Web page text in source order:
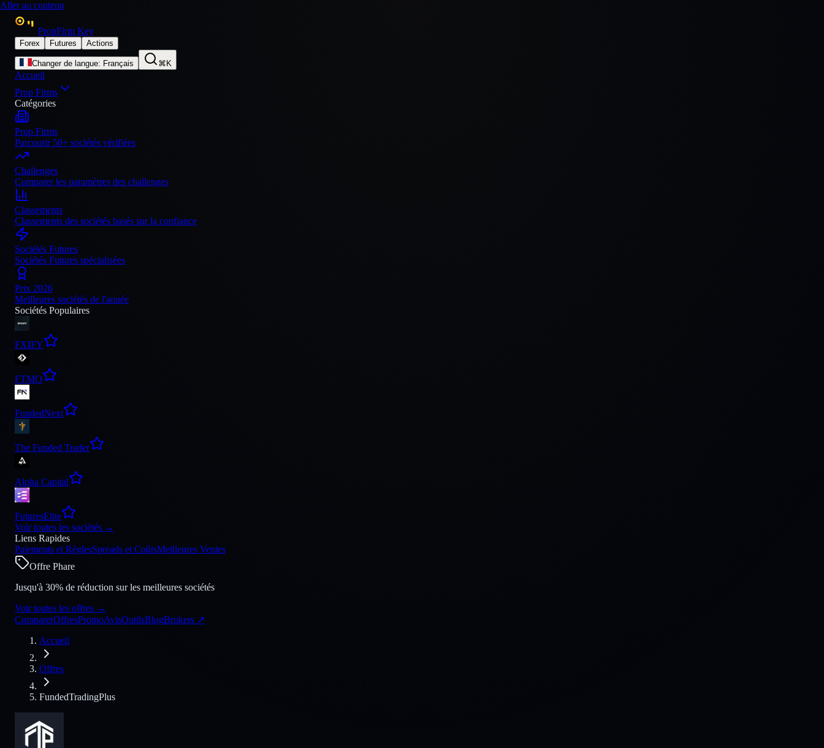
Aller au contenu
PropFirm Key
Forex Futures Actions
Changer de langue: Français ⌘K
Accueil
Prop Firms
Catégories
Prop Firms
Parcourir 50+ sociétés vérifiées
Challenges
Comparer les paramètres des challenges
Classements
Classements des sociétés basés sur la confiance
Sociétés Futures
Sociétés Futures spécialisées
Prix 2026
Meilleures sociétés de l'année
Sociétés Populaires
FXIFY
FTMO
FundedNext
The Funded Trader
Alpha Capital
FuturesElite
Voir toutes les sociétés →
Liens Rapides
Paiements et RèglesSpreads et CoûtsMeilleures Ventes
Offre Phare
Jusqu'à 30% de réduction sur les meilleures sociétés
Voir toutes les offres →
ComparerOffresPromoAvisOutilsBlogBrokers ↗
Accueil
Offres
FundedTradingPlus